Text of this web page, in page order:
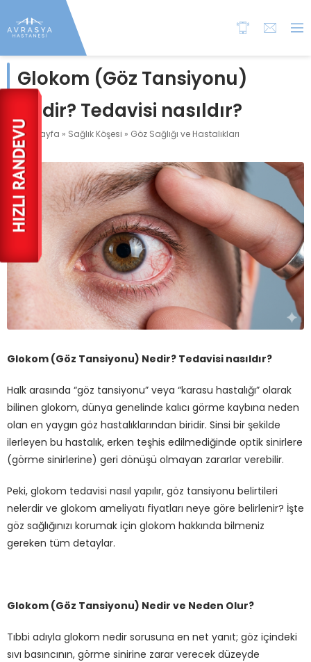
Glokom (Göz Tansiyonu)
Nedir? Tedavisi nasıldır?
Anasayfa » Sağlık Köşesi » Göz Sağlığı ve Hastalıkları
Glokom (Göz Tansiyonu) Nedir? Tedavisi nasıldır?
Halk arasında “göz tansiyonu” veya “karasu hastalığı” olarak
bilinen glokom, dünya genelinde kalıcı görme kaybına neden
olan en yaygın göz hastalıklarından biridir. Sinsi bir şekilde
ilerleyen bu hastalık, erken teşhis edilmediğinde optik sinirlere
(görme sinirlerine) geri dönüşü olmayan zararlar verebilir.
Peki, glokom tedavisi nasıl yapılır, göz tansiyonu belirtileri
nelerdir ve glokom ameliyatı fiyatları neye göre belirlenir? İşte
göz sağlığınızı korumak için glokom hakkında bilmeniz
gereken tüm detaylar.
Glokom (Göz Tansiyonu) Nedir ve Neden Olur?
Tıbbi adıyla glokom nedir sorusuna en net yanıt; göz içindeki
sıvı basıncının, görme sinirine zarar verecek düzeyde